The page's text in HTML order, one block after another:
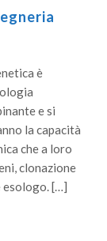
è
e si
la capacità
che a loro
clonazione
esologo. […]